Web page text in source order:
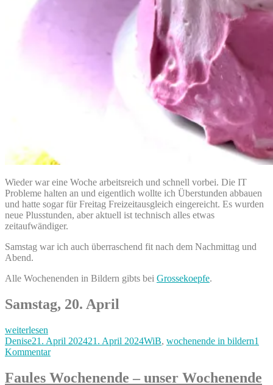
Wieder war eine Woche arbeitsreich und schnell vorbei. Die IT
Probleme halten an und eigentlich wollte ich Überstunden abbauen
und hatte sogar für Freitag Freizeitausgleich eingereicht. Es wurden
neue Plusstunden, aber aktuell ist technisch alles etwas
zeitaufwändiger.
Samstag war ich auch überraschend fit nach dem Nachmittag und
Abend.
Alle Wochenenden in Bildern gibts bei Grossekoepfe.
Samstag, 20. April
„This
is
45
mein
weiterlesen
Autor
DeniseVeröffentlicht
am
21. April 202421. April 2024Kategorien
WiB, wochenende in bildern1
Kommentarzu
is
Faules Wochenende – unser Wochenende